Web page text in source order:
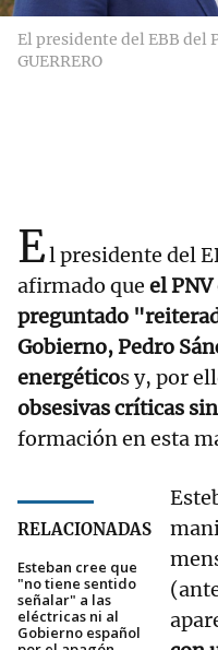
El presidente del EBB del
GUERRERO
El presidente del
afirmado que el
preguntado
Gobierno, Pedro
energéticos y, por
obsesivas críticas
formación en esta
RELACIONADAS
Esteban cree que
"no tiene sentido
señalar" a las
eléctricas ni al
Gobierno español